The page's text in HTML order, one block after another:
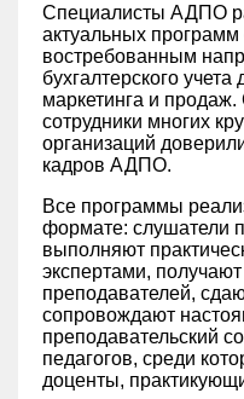
Специалисты АДПО
актуальных
востребованным
бухгалтерского
маркетинга и
сотрудники многих
организаций
кадров АДПО.
Все программы
формате: слушатели
выполняют
экспертами,
преподавателей,
сопровождают
преподавательский
педагогов, среди
доценты,